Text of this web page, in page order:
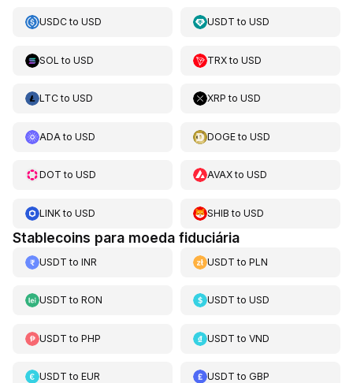
USDCto USD USDT toUSD
SOL to USD TRXtoUSD
LTCto USD XRP toUSD
ADA to USD DOGEtoUSD
DOT to USD AVAXtoUSD
LINKto USD SHIB toUSD
Stablecoins para moeda fiduciária
USDT to INR USDT toPLN
USDT to RON USDT toUSD
USDT to PHP USDT toVND
USDT to EUR USDT toGBP